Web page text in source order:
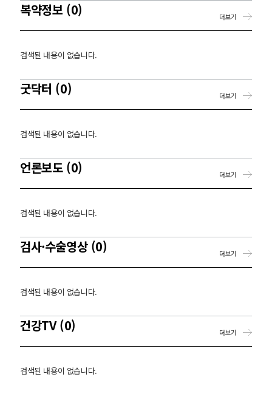
복약정보 (0)
검색된 내용이 없습니다.
더보기
굿닥터 (0)
검색된 내용이 없습니다.
더보기
언론보도 (0)
검색된 내용이 없습니다.
더보기
검사·수술영상 (0)
검색된 내용이 없습니다.
더보기
건강TV (0)
검색된 내용이 없습니다.
더보기